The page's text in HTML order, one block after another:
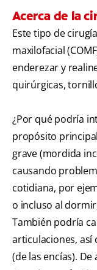
Acerca de la
Este tipo de
maxilofacial
enderezar y
quirúrgicas,
¿Por qué podría
propósito
grave (mordida
causando
cotidiana, por
o incluso al
También podría
articulaciones,
(de las encías).